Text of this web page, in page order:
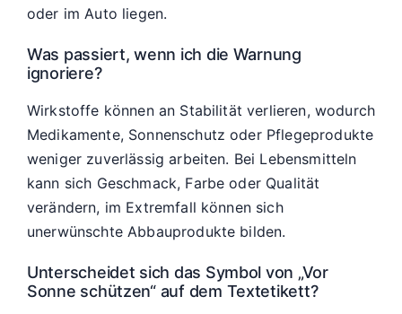
oder im Auto liegen.
Was passiert, wenn ich die Warnung
ignoriere?
Wirkstoffe können an Stabilität verlieren, wodurch
Medikamente, Sonnenschutz oder Pflegeprodukte
weniger zuverlässig arbeiten. Bei Lebensmitteln
kann sich Geschmack, Farbe oder Qualität
verändern, im Extremfall können sich
unerwünschte Abbauprodukte bilden.
Unterscheidet sich das Symbol von „Vor
Sonne schützen“ auf dem Textetikett?